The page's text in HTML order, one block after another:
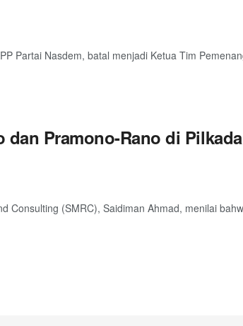
Partai Nasdem, batal menjadi Ketua Tim
dan Pramono-Rano di
Consulting (SMRC), Saidiman Ahmad, menilai